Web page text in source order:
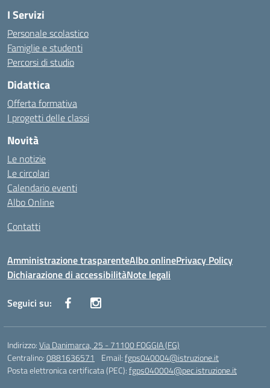
I Servizi
Personale scolastico
Famiglie e studenti
Percorsi di studio
Didattica
Offerta formativa
I progetti delle classi
Novità
Le notizie
Le circolari
Calendario eventi
Albo Online
Contatti
Amministrazione trasparenteAlbo onlinePrivacy Policy
Dichiarazione di accessibilitàNote legali
Seguici su:
Indirizzo:Via Danimarca, 25 - 71100 FOGGIA (FG)
Centralino:0881636571 Email:fgps040004@istruzione.it
Posta elettronica certificata (PEC):fgps040004@pec.istruzione.it